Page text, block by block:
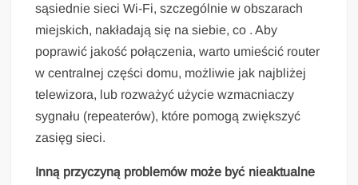
sąsiednie sieci Wi-Fi, szczególnie w obszarach
miejskich, nakładają się na siebie, co . Aby
poprawić jakość połączenia, warto umieścić router
w centralnej części domu, możliwie jak najbliżej
telewizora, lub rozważyć użycie wzmacniaczy
sygnału (repeaterów), które pomogą zwiększyć
zasięg sieci.
Inną przyczyną problemów może być nieaktualne